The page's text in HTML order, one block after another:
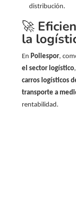
distribución.
🚀
la
En Poliespor,
el sector logístico
carros logísticos
transporte a
rentabilidad.